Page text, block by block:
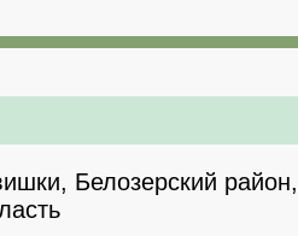
Белозерский район,